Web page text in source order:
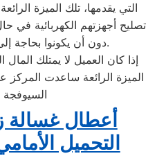
التي يقدمها، تلك الميزة
تصليح أجهزتهم الكهربائية في
دون أن يكونوا بحاجة إلى دفع تكلفة الخدمة.
إذا كان العميل لا يمتلك
الميزة الرائعة ساعدت المركز
السيوفجة
أعطال غسالة
التحميل